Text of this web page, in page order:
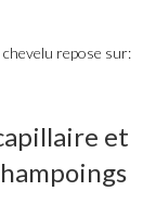
chevelu repose sur:
et